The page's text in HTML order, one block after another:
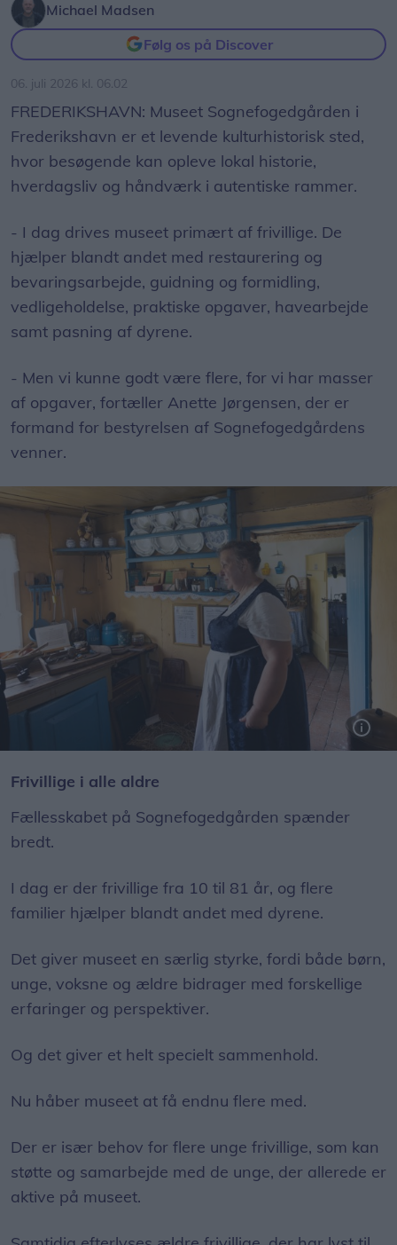
Michael Madsen
Følg os på Discover
06. juli 2026 kl. 06.02
FREDERIKSHAVN: Museet Sognefogedgården i
Frederikshavn er et levende kulturhistorisk sted,
hvor besøgende kan opleve lokal historie,
hverdagsliv og håndværk i autentiske rammer.
- I dag drives museet primært af frivillige. De
hjælper blandt andet med restaurering og
bevaringsarbejde, guidning og formidling,
vedligeholdelse, praktiske opgaver, havearbejde
samt pasning af dyrene.
- Men vi kunne godt være flere, for vi har masser
af opgaver, fortæller Anette Jørgensen, der er
formand for bestyrelsen af Sognefogedgårdens
venner.
Frivillige i alle aldre
Fællesskabet på Sognefogedgården spænder
bredt.
I dag er der frivillige fra 10 til 81 år, og flere
familier hjælper blandt andet med dyrene.
Det giver museet en særlig styrke, fordi både børn,
unge, voksne og ældre bidrager med forskellige
erfaringer og perspektiver.
Og det giver et helt specielt sammenhold.
Nu håber museet at få endnu flere med.
Der er især behov for flere unge frivillige, som kan
støtte og samarbejde med de unge, der allerede er
aktive på museet.